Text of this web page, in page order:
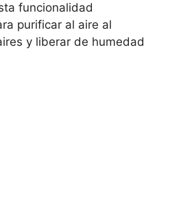
funcionalidad
purificar al aire al
y liberar de humedad